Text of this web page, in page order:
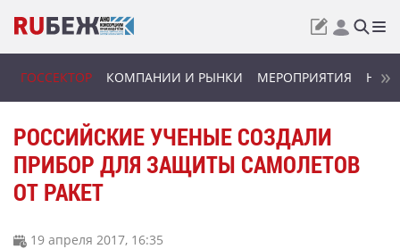
ГОССЕКТОР КОМПАНИИ И РЫНКИ МЕРОПРИЯТИЯ
РОССИЙСКИЕ УЧЕНЫЕ СОЗДАЛИ
ПРИБОР ДЛЯ ЗАЩИТЫ САМОЛЕТОВ
ОТ РАКЕТ
19 апреля 2017, 16:35